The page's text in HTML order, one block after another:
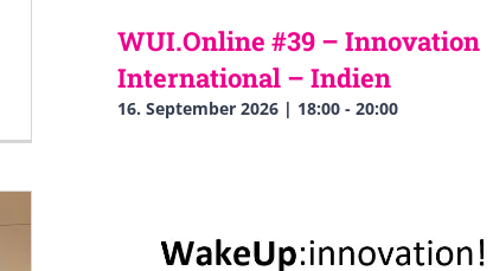
WUI.Online #39 – Innovation
International – Indien
16. September 2026 | 18:00- 20:00